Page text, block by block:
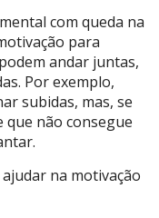
com queda na
para
andar juntas,
Por exemplo,
subidas, mas, se
que não consegue
na motivação